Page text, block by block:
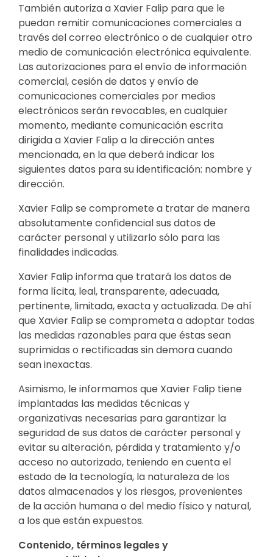
También autoriza a Xavier Falip para que le
puedan remitir comunicaciones comerciales a
través del correo electrónico o de cualquier otro
medio de comunicación electrónica equivalente.
Las autorizaciones para el envío de información
comercial, cesión de datos y envío de
comunicaciones comerciales por medios
electrónicos serán revocables, en cualquier
momento, mediante comunicación escrita
dirigida a Xavier Falip a la dirección antes
mencionada, en la que deberá indicar los
siguientes datos para su identificación: nombre y
dirección.
Xavier Falip se compromete a tratar de manera
absolutamente confidencial sus datos de
carácter personal y utilizarlo sólo para las
finalidades indicadas.
Xavier Falip informa que tratará los datos de
forma lícita, leal, transparente, adecuada,
pertinente, limitada, exacta y actualizada. De ahí
que Xavier Falip se comprometa a adoptar todas
las medidas razonables para que éstas sean
suprimidas o rectificadas sin demora cuando
sean inexactas.
Asimismo, le informamos que Xavier Falip tiene
implantadas las medidas técnicas y
organizativas necesarias para garantizar la
seguridad de sus datos de carácter personal y
evitar su alteración, pérdida y tratamiento y/o
acceso no autorizado, teniendo en cuenta el
estado de la tecnología, la naturaleza de los
datos almacenados y los riesgos, provenientes
de la acción humana o del medio físico y natural,
a los que están expuestos.
Contenido, términos legales y